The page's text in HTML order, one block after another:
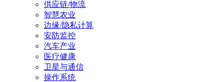
供应链/物流
智慧农业
边缘/隐私计算
安防监控
汽车产业
医疗健康
卫星与通信
操作系统